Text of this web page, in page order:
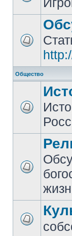
Общество